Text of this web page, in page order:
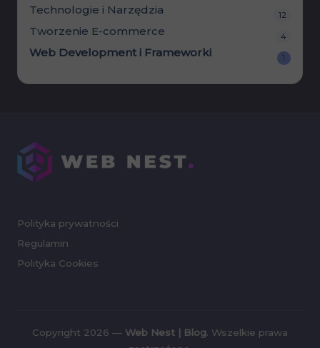
Technologie i Narzędzia 12
Tworzenie E-commerce 4
Web Development i Frameworki 1
Polityka prywatności
Regulamin
Polityka Cookies
Copyright 2026 — Web Nest | Blog. Wszelkie prawa